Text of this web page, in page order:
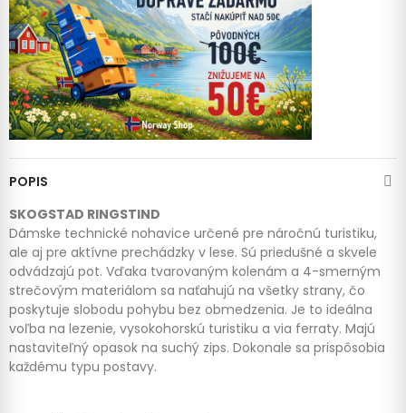
POPIS
SKOGSTAD RINGSTIND
Dámske technické nohavice určené pre náročnú turistiku,
ale aj pre aktívne prechádzky v lese. Sú priedušné a skvele
odvádzajú pot. Vďaka tvarovaným kolenám a 4-smerným
strečovým materiálom sa naťahujú na všetky strany, čo
poskytuje slobodu pohybu bez obmedzenia. Je to ideálna
voľba na lezenie, vysokohorskú turistiku a via ferraty. Majú
nastaviteľný opasok na suchý zips. Dokonale sa prispôsobia
každému typu postavy.